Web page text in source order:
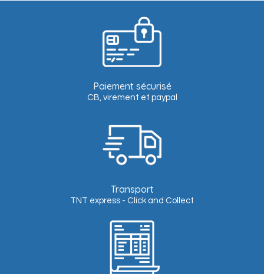
Paiement sécurisé
CB, virement et paypal
Transport
TNT express - Click and Collect